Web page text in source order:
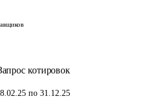
котировок
по 31.12.25